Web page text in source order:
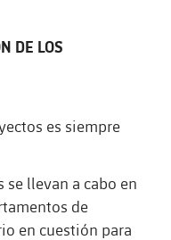
DE LOS
es siempre
se llevan a cabo en
de
en cuestión para